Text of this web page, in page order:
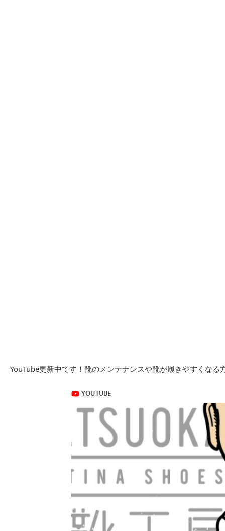
YouTube更新中です！靴のメンテナンスや靴が履きやすくなる